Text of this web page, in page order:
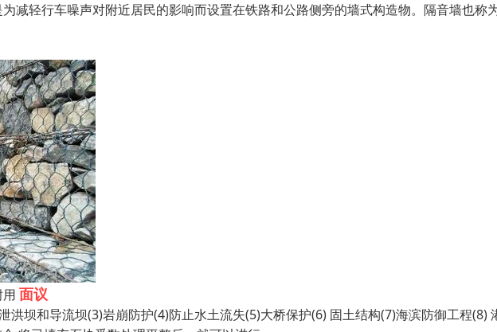
减轻行车噪声对附近居民的影响而设置在铁路和公路侧旁的墙式构造物。隔音墙也称
面议
洪坝和导流坝(3)岩崩防护(4)防止水土流失(5)大桥保护(6) 固土结构(7)海滨防御工程(8)